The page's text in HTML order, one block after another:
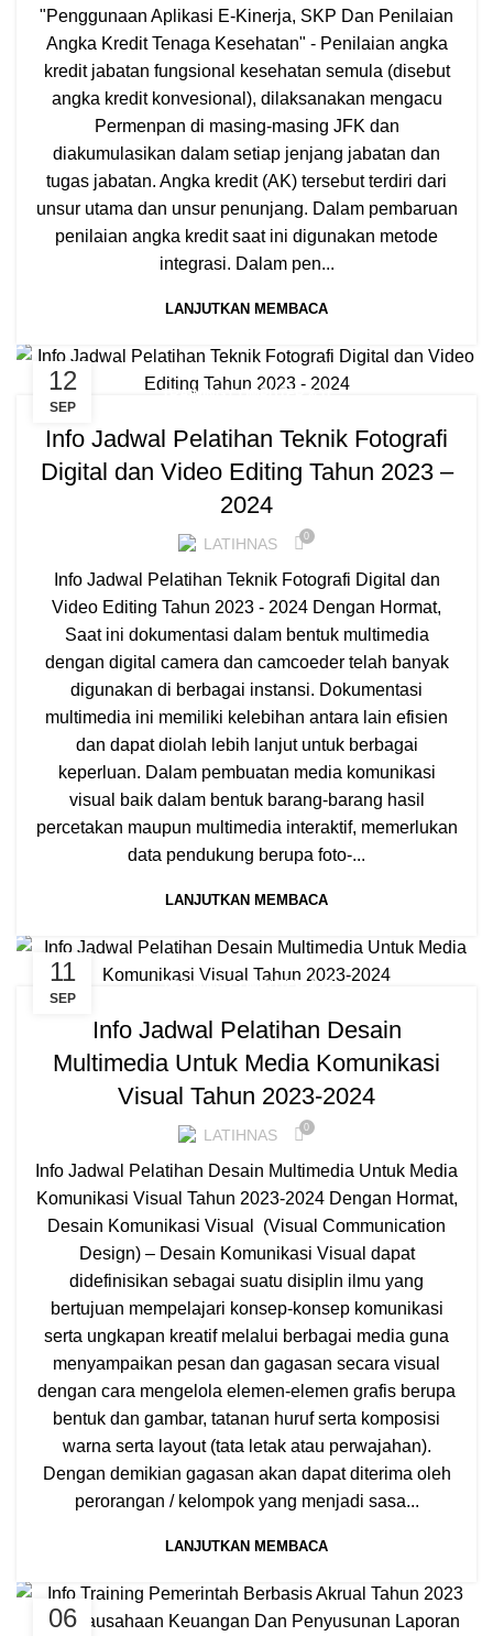
"Penggunaan Aplikasi E-Kinerja, SKP Dan Penilaian
Angka Kredit Tenaga Kesehatan" - Penilaian angka
kredit jabatan fungsional kesehatan semula (disebut
angka kredit konvesional), dilaksanakan mengacu
Permenpan di masing-masing JFK dan
diakumulasikan dalam setiap jenjang jabatan dan
tugas jabatan. Angka kredit (AK) tersebut terdiri dari
unsur utama dan unsur penunjang. Dalam pembaruan
penilaian angka kredit saat ini digunakan metode
integrasi. Dalam pen...
LANJUTKAN MEMBACA
12
SEP
TRAINING COMPUTER & IT
Info Jadwal Pelatihan Teknik Fotografi
Digital dan Video Editing Tahun 2023 –
2024
LATIHNAS 0
Info Jadwal Pelatihan Teknik Fotografi Digital dan
Video Editing Tahun 2023 - 2024 Dengan Hormat,
Saat ini dokumentasi dalam bentuk multimedia
dengan digital camera dan camcoeder telah banyak
digunakan di berbagai instansi. Dokumentasi
multimedia ini memiliki kelebihan antara lain efisien
dan dapat diolah lebih lanjut untuk berbagai
keperluan. Dalam pembuatan media komunikasi
visual baik dalam bentuk barang-barang hasil
percetakan maupun multimedia interaktif, memerlukan
data pendukung berupa foto-...
LANJUTKAN MEMBACA
11
SEP
TRAINING COMPUTER & IT
Info Jadwal Pelatihan Desain
Multimedia Untuk Media Komunikasi
Visual Tahun 2023-2024
LATIHNAS 0
Info Jadwal Pelatihan Desain Multimedia Untuk Media
Komunikasi Visual Tahun 2023-2024 Dengan Hormat, ​​
Desain Komunikasi Visual (Visual Communication
Design) – Desain Komunikasi Visual dapat
didefinisikan sebagai suatu disiplin ilmu yang
bertujuan mempelajari konsep-konsep komunikasi
serta ungkapan kreatif melalui berbagai media guna
menyampaikan pesan dan gagasan secara visual
dengan cara mengelola elemen-elemen grafis berupa
bentuk dan gambar, tatanan huruf serta komposisi
warna serta layout (tata letak atau perwajahan).
Dengan demikian gagasan akan dapat diterima oleh
perorangan / kelompok yang menjadi sasa...
LANJUTKAN MEMBACA
06